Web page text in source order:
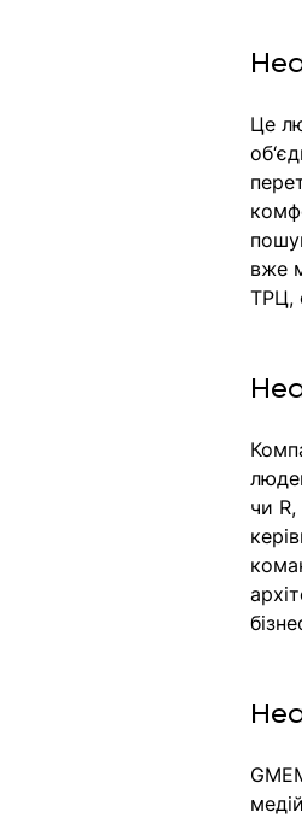
Це
вже
ТРЦ,
чи